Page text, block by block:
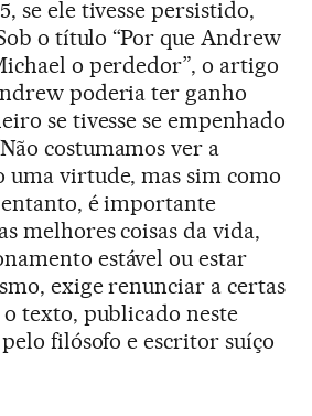
se ele tivesse persistido,
o título “Por que Andrew
o perdedor”, o artigo
poderia ter ganho
se tivesse se empenhado
costumamos ver a
uma virtude, mas sim como
é importante
melhores coisas da vida,
estável ou estar
exige renunciar a certas
o texto, publicado neste
filósofo e escritor suíço